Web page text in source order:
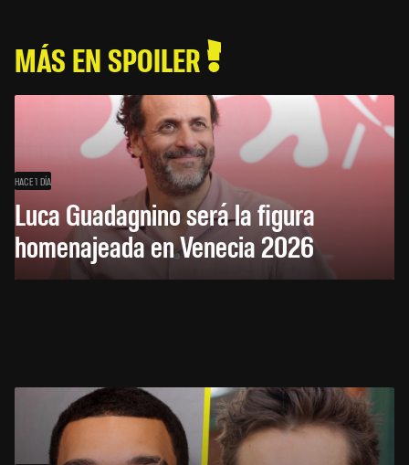
MÁS EN SPOILER
HACE 1 DÍA
Luca Guadagnino será la figura
homenajeada en Venecia 2026